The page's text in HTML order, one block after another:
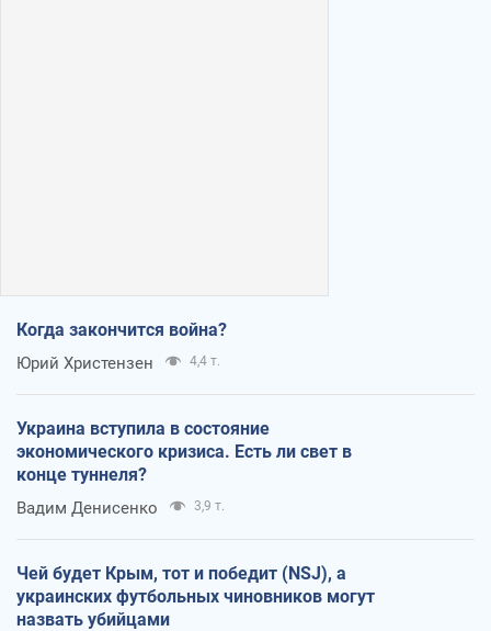
Когда закончится война?
Юрий Христензен 4,4 т.
Украина вступила в состояние
экономического кризиса. Есть ли свет в
конце туннеля?
Вадим Денисенко 3,9 т.
Чей будет Крым, тот и победит (NSJ), а
украинских футбольных чиновников могут
назвать убийцами